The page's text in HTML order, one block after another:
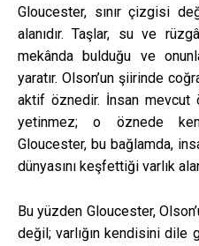
Gloucester, sınır çizgisi
alanıdır. Taşlar, su ve
mekânda bulduğu ve
yaratır. Olson’un şiirinde
aktif öznedir. İnsan mevcut
yetinmez; o öznede
Gloucester, bu bağlamda,
dünyasını keşfettiği varlık
Bu yüzden Gloucester,
değil; varlığın kendisini dile